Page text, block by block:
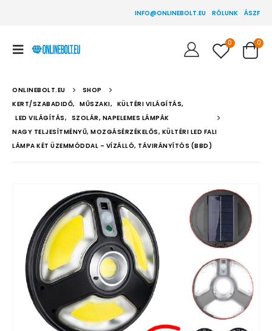
INFO@ONLINEBOLT.EU RÓLUNK ÁSZF
0 0
ONLINEBOLT.EU
SHOP
KERT/SZABADIDŐ, MŰSZAKI, KÜLTÉRI VILÁGÍTÁS,
LED VILÁGÍTÁS, SZOLÁR, NAPELEMES LÁMPÁK
NAGY TELJESÍTMÉNYŰ, MOZGÁSÉRZÉKELŐS, KÜLTÉRI LED FALI
LÁMPA KÉT ÜZEMMÓDDAL – VÍZÁLLÓ, TÁVIRÁNYÍTÓS (BBD)